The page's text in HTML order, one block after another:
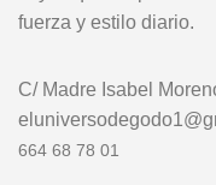
fuerza y estilo diario.
C/ Madre Isabel
664 68 78 01